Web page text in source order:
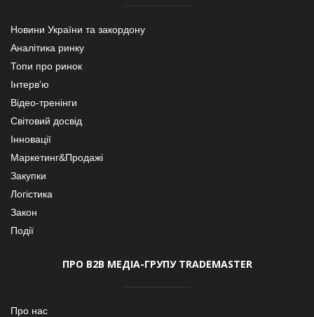
Новини України та закордону
Аналітика ринку
Топи про ринок
Інтерв’ю
Відео-тренінги
Світовий досвід
Інновації
Маркетинг&Продажі
Закупки
Логістика
Закон
Події
ПРО В2В МЕДІА-ГРУПУ TRADEMASTER
Про нас